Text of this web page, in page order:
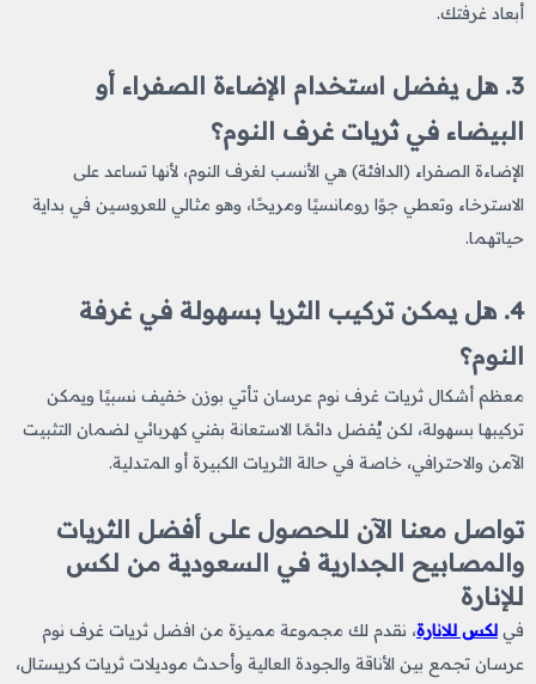
أبعاد غرفتك.
3. هل يفضل استخدام الإضاءة الصفراء أو
البيضاء في ثريات غرف النوم؟
الإضاءة الصفراء (الدافئة) هي الأنسب لغرف النوم، لأنها تساعد على
الاسترخاء وتعطي جوًا رومانسيًا ومريحًا، وهو مثالي للعروسين في بداية
حياتهما.
4. هل يمكن تركيب الثريا بسهولة في غرفة
النوم؟
معظم أشكال ثريات غرف نوم عرسان تأتي بوزن خفيف نسبيًا ويمكن
تركيبها بسهولة، لكن يُفضل دائمًا الاستعانة بفني كهربائي لضمان التثبيت
الآمن والاحترافي، خاصة في حالة الثريات الكبيرة أو المتدلية.
تواصل معنا الآن للحصول على أفضل الثريات
والمصابيح الجدارية في السعودية من لكس
للإنارة
في لكس للانارة، نقدم لك مجموعة مميزة من افضل ثريات غرف نوم
عرسان تجمع بين الأناقة والجودة العالية وأحدث موديلات ثريات كريستال،